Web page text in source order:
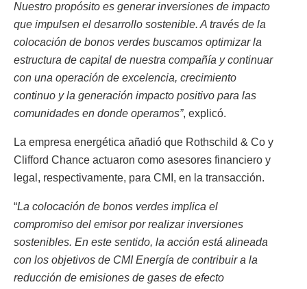
Nuestro propósito es generar inversiones de impacto
que impulsen el desarrollo sostenible. A través de la
colocación de bonos verdes buscamos optimizar la
estructura de capital de nuestra compañía y continuar
con una operación de excelencia, crecimiento
continuo y la generación impacto positivo para las
comunidades en donde operamos”, explicó.
La empresa energética añadió que Rothschild & Co y
Clifford Chance actuaron como asesores financiero y
legal, respectivamente, para CMI, en la transacción.
“La colocación de bonos verdes implica el
compromiso del emisor por realizar inversiones
sostenibles. En este sentido, la acción está alineada
con los objetivos de CMI Energía de contribuir a la
reducción de emisiones de gases de efecto